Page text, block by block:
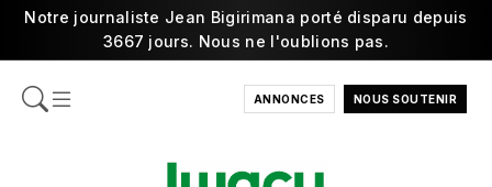
Notre journaliste Jean Bigirimana porté disparu depuis
3667 jours. Nous ne l'oublions pas.
ANNONCES NOUS SOUTENIR